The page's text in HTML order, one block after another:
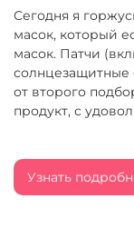
Сегодня я
масок, который
масок. Патчи
солнцезащитные
от второго
продукт, с
Узнать